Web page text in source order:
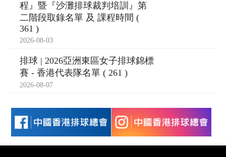
程』暨『沙灘排球裁判培訓』第
二階段取錄名單 及 課程時間 (
361 )
2026-08-03
排球 | 2026亞洲東區女子排球錦標
賽 - 香港代表隊名單 ( 261 )
2026-08-07